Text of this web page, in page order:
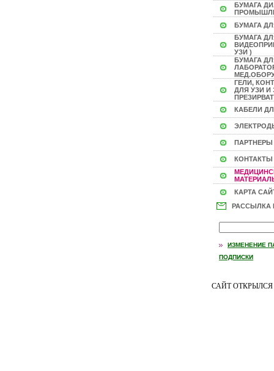
БУМАГА
БУМАГА
БУМАГА
УЗИ )
БУМАГА
ГЕЛИ,
ДЛЯ УЗИ И
КАБЕЛИ
ПАРТНЕРЫ
КОНТАКТЫ
КАРТА
РАССЫЛКА
ИЗМЕНЕНИЕ
ПОДПИСКИ
САЙТ ОТКРЫЛСЯ